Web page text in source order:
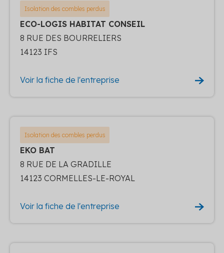
Isolation des combles perdus
ECO-LOGIS HABITAT CONSEIL
8 RUE DES BOURRELIERS
14123 IFS
Voir la fiche de l'entreprise
Isolation des combles perdus
EKO BAT
8 RUE DE LA GRADILLE
14123 CORMELLES-LE-ROYAL
Voir la fiche de l'entreprise